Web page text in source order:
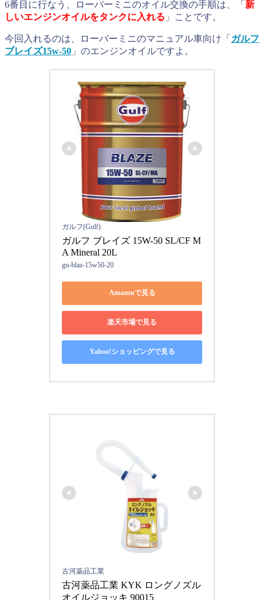
6番目に行なう、ローバーミニのオイル交換の手順は、「 新
しいエンジンオイルをタンクに入れる 」ことです。
今回入れるのは、ローバーミニのマニュアル車向け「 ガルフ
ブレイズ15w-50 」のエンジンオイルですよ。
ガルフ(Gulf)
ガルフ ブレイズ 15W-50 SL/CF M
A Mineral 20L
gu-blaz-15w50-20
Amazonで見る
楽天市場で見る
Yahoo!ショッピングで見る
古河薬品工業
古河薬品工業 KYK ロングノズル
オイルジョッキ 90015